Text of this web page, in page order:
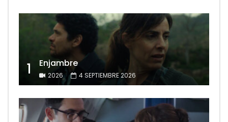
1 Enjambre
2026 4 SEPTIEMBRE 2026